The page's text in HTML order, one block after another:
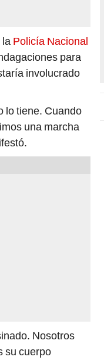
la Policía Nacional
para
involucrado
lo tiene. Cuando
una marcha
Nosotros
su cuerpo